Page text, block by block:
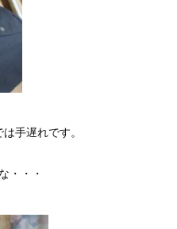
手遅れです。
・・・